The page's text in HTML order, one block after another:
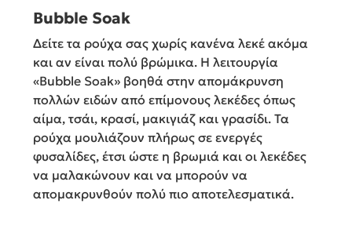
Bubble Soak
Δείτε τα ρούχα σας χωρίς κανένα λεκέ ακόμα
και αν είναι πολύ βρώμικα. Η λειτουργία
«Bubble Soak» βοηθά στην απομάκρυνση
πολλών ειδών από επίμονους λεκέδες όπως
αίμα, τσάι, κρασί, μακιγιάζ και γρασίδι. Τα
ρούχα μουλιάζουν πλήρως σε ενεργές
φυσαλίδες, έτσι ώστε η βρωμιά και οι λεκέδες
να μαλακώνουν και να μπορούν να
απομακρυνθούν πολύ πιο αποτελεσματικά.